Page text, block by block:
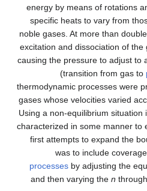
energy by means of rotations
specific heats to vary from
noble gases. At more than
excitation and dissociation of
causing the pressure to adjust to
(transition from gas to
thermodynamic processes were
gases whose velocities varied
Using a non-equilibrium
characterized in some manner to
first attempts to expand the
was to include
processes by adjusting the
and then varying the n